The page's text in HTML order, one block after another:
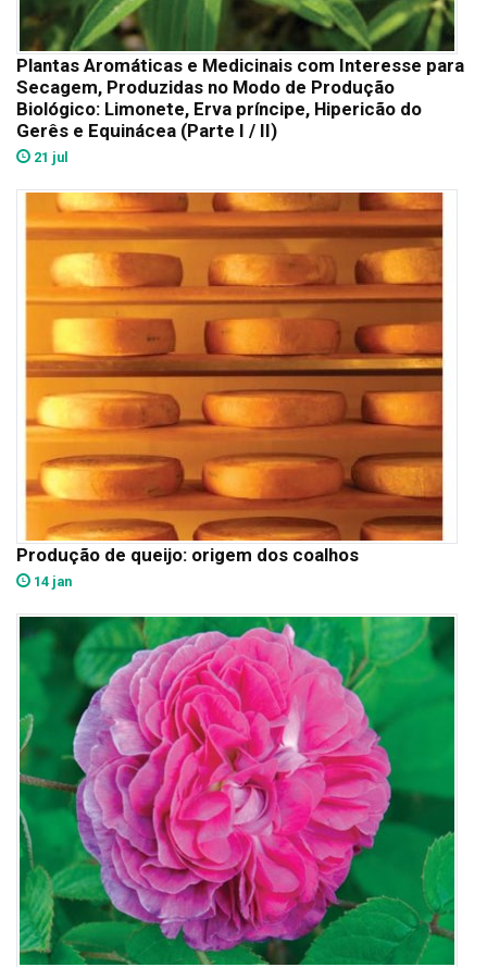
Plantas Aromáticas e Medicinais com Interesse para
Secagem, Produzidas no Modo de Produção
Biológico: Limonete, Erva príncipe, Hipericão do
Gerês e Equinácea (Parte I / II)
21 jul
Produção de queijo: origem dos coalhos
14 jan